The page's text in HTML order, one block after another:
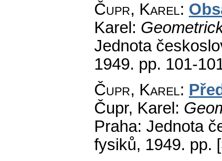
Čupr, Karel:
Karel:
Jednota
1949. pp. 101-
Čupr, Karel:
Čupr, Karel:
Praha: Jednota
fysiků, 1949. pp.